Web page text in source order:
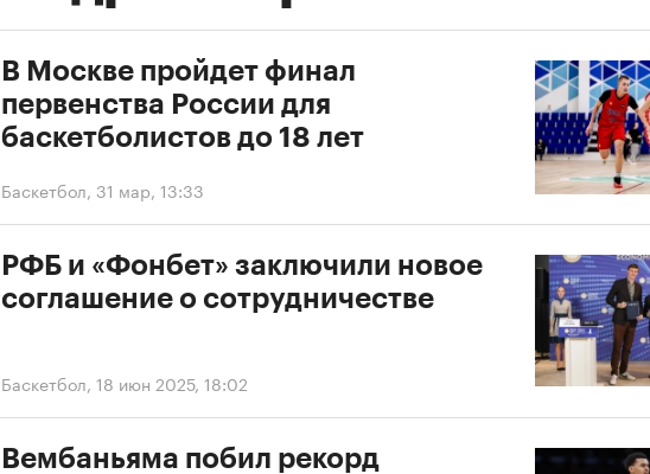
Баскетбол, 31 мар, 13:33
В Москве пройдет финал
первенства России для
баскетболистов до 18 лет
Баскетбол, 18 июн 2025, 18:02
РФБ и «Фонбет» заключили новое
соглашение о сотрудничестве
Вембаньяма побил рекорд